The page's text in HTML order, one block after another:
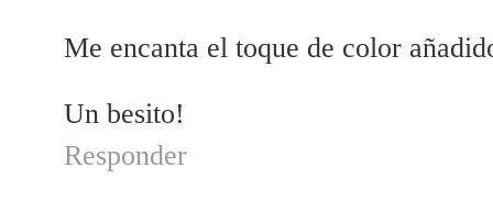
Me encanta el toque de color
Un besito!
Responder